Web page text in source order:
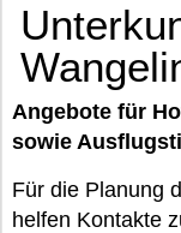
Angebote für
sowie
Für die Planung
helfen Kontakte